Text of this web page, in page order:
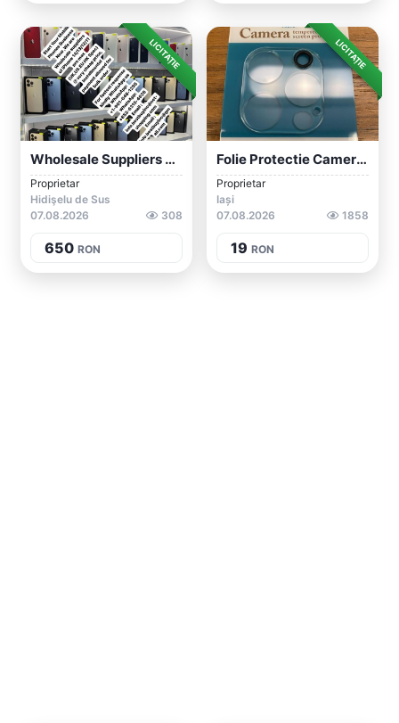
LICITAȚIE
Wholesale Suppliers Of IPhone 14/13/12/...
Proprietar
Hidişelu de Sus
07.08.2026
308
650 RON
LICITAȚIE
Folie Protectie Camera Spate Pentru IPho...
Proprietar
Iași
07.08.2026
1858
19 RON